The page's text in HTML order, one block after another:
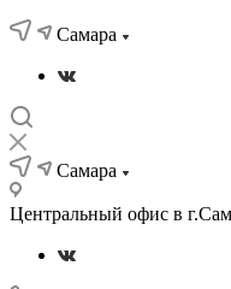
Самара
Самара
Центральный офис в